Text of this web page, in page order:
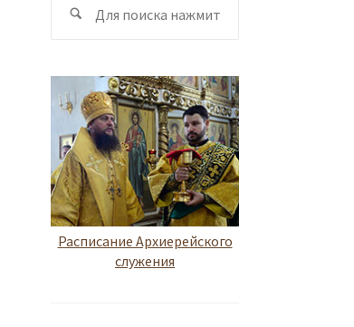
Поиск
Расписание Архиерейского
служения